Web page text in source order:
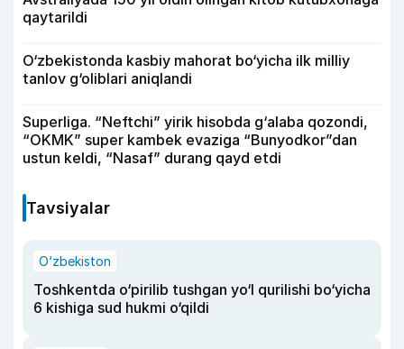
qaytarildi
O‘zbekistonda kasbiy mahorat bo‘yicha ilk milliy
tanlov g‘oliblari aniqlandi
Superliga. “Neftchi” yirik hisobda g‘alaba qozondi,
“OKMK” super kambek evaziga “Bunyodkor”dan
ustun keldi, “Nasaf” durang qayd etdi
Tavsiyalar
O‘zbekiston
Toshkentda o‘pirilib tushgan yo‘l qurilishi bo‘yicha
6 kishiga sud hukmi o‘qildi